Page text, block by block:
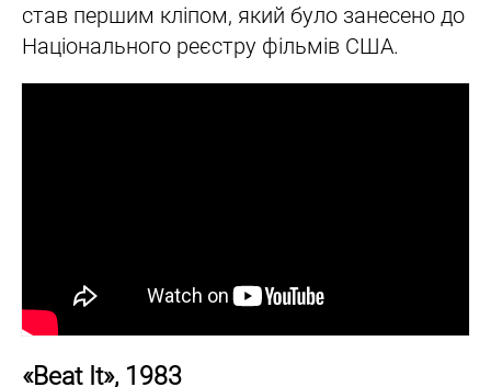
став першим кліпом, який було занесено до
Національного реєстру фільмів США.
«Beat It», 1983